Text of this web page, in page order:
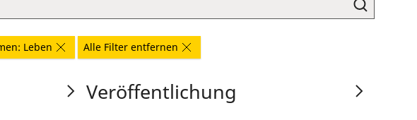
Leben Alle Filter entfernen
Veröffentlichung